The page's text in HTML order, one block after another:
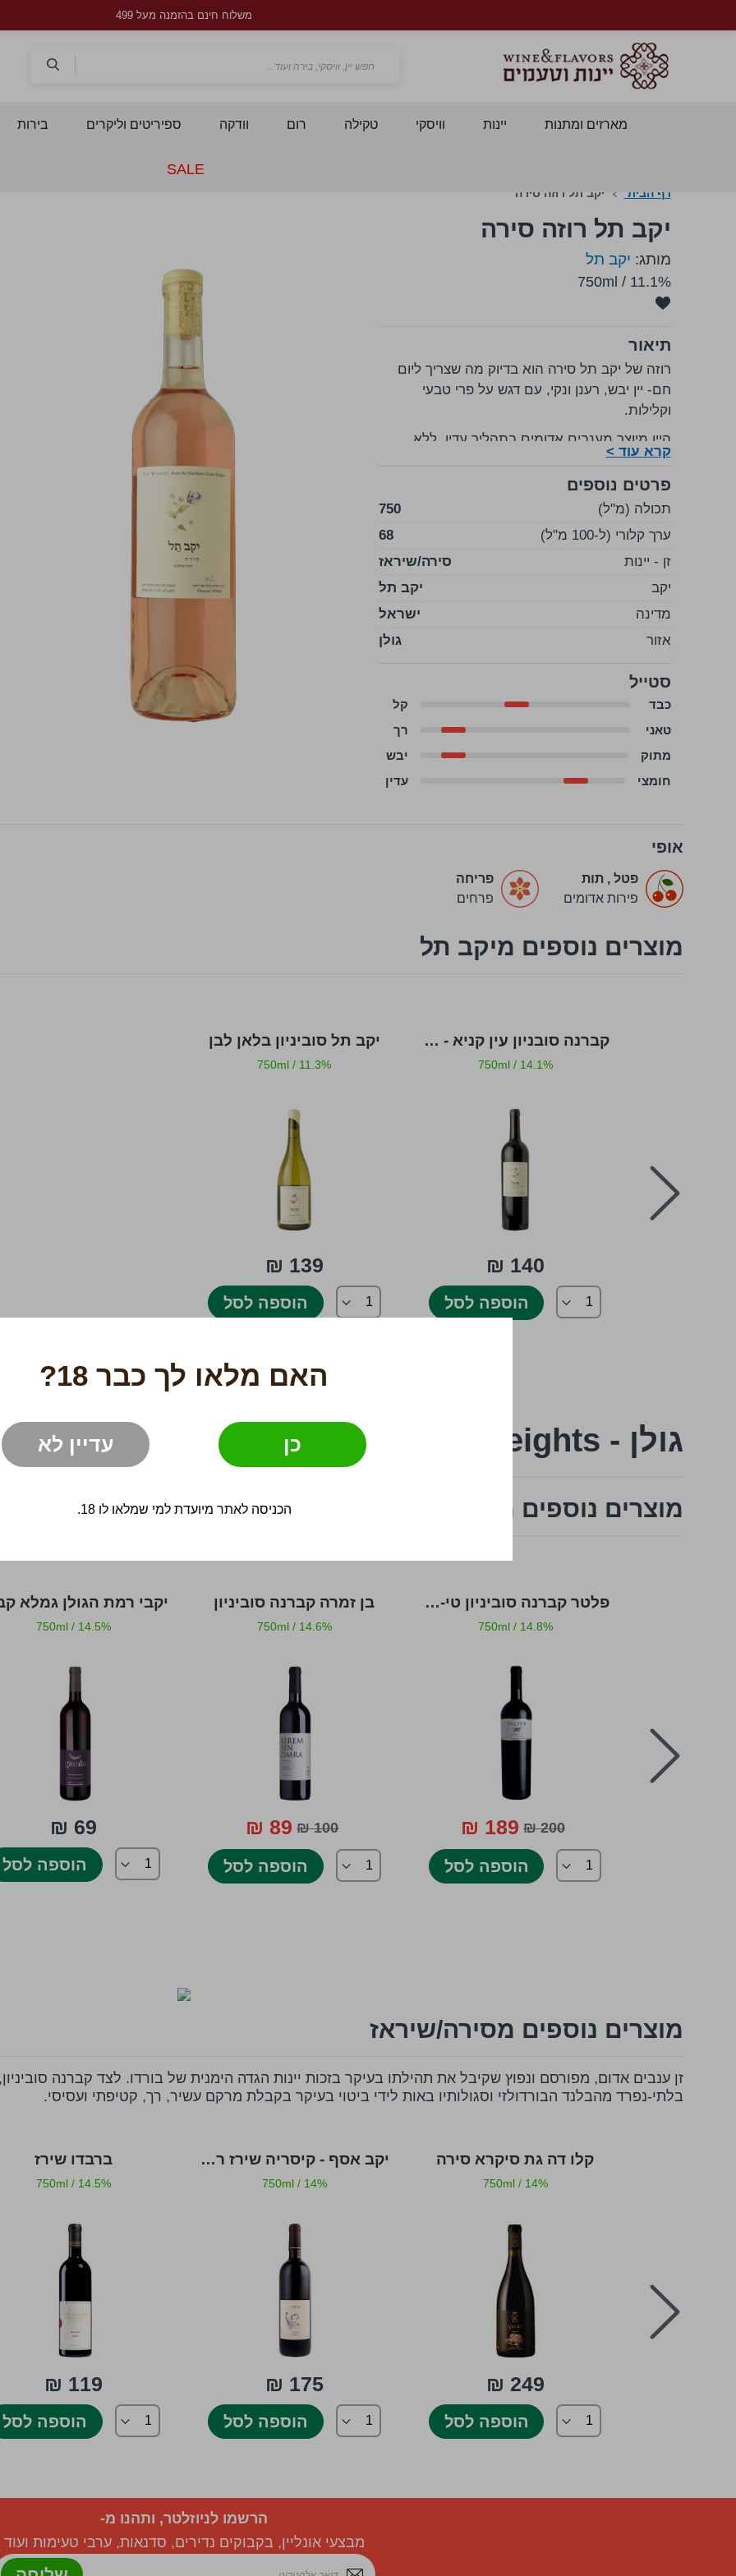
האם מלאו לך כבר 18?
כן עדיין לא
הכניסה לאתר מיועדת למי שמלאו לו 18.
משלוח חינם בהזמנה מעל 499
מארזים ומתנות יינות וויסקי טקילה רום וודקה ספיריטים וליקרים בירות
SALE
דף הבית יקב תל רוזה סירה
יקב תל רוזה סירה
מותג: יקב תל
750ml / 11.1%
תיאור
רוזה של יקב תל סירה הוא בדיוק מה שצריך ליום
חם- יין יבש, רענן ונקי, עם דגש על פרי טבעי
וקלילות.
היין מיוצר מענבים אדומים בתהליך עדין, ללא
השפעת עץ, במטרה לשמור על פרופיל בהיר, חד
ומדויק.
בכוס מתקבלים תות שדה, פטל ונגיעה פרחונית.
בפה הוא קליל וזורם, עם חומציות נעימה וסיומת
זהו רוזה שעובד תמיד- לאירוח, לים או פשוט לפתוח
בקבוק בלי לחשוב יותר מדי.
נהדר לצד סלטים, דגים קלים, גבינות טריות או
מטבח ים־תיכוני קליל.
קרא עוד >
פרטים נוספים
תכולה (מ"ל)
750
ערך קלורי (ל-100 מ"ל)
68
זן - יינות
סירה/שיראז
יקב
יקב תל
מדינה
ישראל
אזור
גולן
סטייל
כבד
קל
טאני
רך
מתוק
יבש
חומצי
עדין
אופי
פטל, תות
פירות אדומים
פריחה
פרחים
מוצרים נוספים מיקב תל
קברנה סובניון עין קניא - יקב תל
750ml / 14.1%
140 ₪
הוספה לסל
יקב תל סוביניון בלאן לבן
750ml / 11.3%
139 ₪
הוספה לסל
גולן - Golan Heights
מוצרים נוספים מ גולן
פלטר קברנה סוביניון טי-סלקשיין
750ml / 14.8%
200 ₪
189 ₪
הוספה לסל
בן זמרה קברנה סוביניון
750ml / 14.6%
100 ₪
89 ₪
הוספה לסל
750ml / 14.5%
69 ₪
הוספה לסל
מוצרים נוספים מסירה/שיראז
זן ענבים אדום, מפורסם ונפוץ שקיבל את תהילתו בעיקר בזכות יינות הגדה הימנית של בורדו. לצד קברנה
בלתי-נפרד מהבלנד הבורדולזי וסגולותיו באות לידי ביטוי בעיקר בקבלת מרקם עשיר, רך, קטיפתי ועסיסי.
קלו דה גת סיקרא סירה
750ml / 14%
249 ₪
הוספה לסל
יקב אסף - קיסריה שירז רזרב
750ml / 14%
175 ₪
הוספה לסל
ברבדו שירז
750ml / 14.5%
119 ₪
הוספה לסל
הרשמו לניוזלטר, ותהנו מ-
מבצעי אונליין, בקבוקים נדירים, סדנאות, ערבי טעימות ועוד